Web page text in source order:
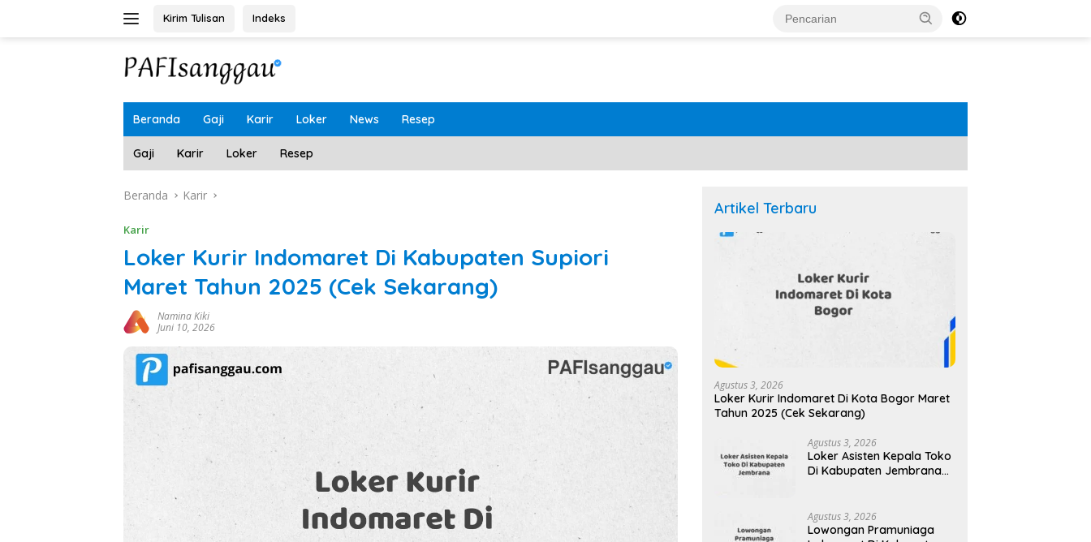
Kirim Tulisan Indeks
Beranda Gaji Karir Loker News Resep
Gaji Karir Loker Resep
Beranda Karir
Karir
Loker Kurir Indomaret Di Kabupaten Supiori
Maret Tahun 2025 (Cek Sekarang)
Namina Kiki
Juni 10, 2026
Artikel Terbaru
Agustus 3, 2026
Loker Kurir Indomaret Di Kota Bogor Maret
Tahun 2025 (Cek Sekarang)
Agustus 3, 2026
Loker Asisten Kepala Toko
Di Kabupaten Jembrana
Agustus 3, 2026
Lowongan Pramuniaga